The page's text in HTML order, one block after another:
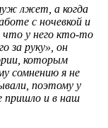
лжет, а когда
с ночевкой и
что у него кто-то
за руку», он
которым
сомнению я не
поэтому у
пришло и в наш